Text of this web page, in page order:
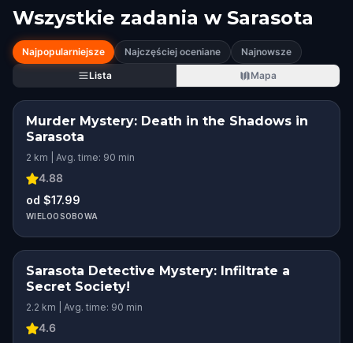
Wszystkie zadania w Sarasota
Najpopularniejsze Najczęściej oceniane
Najnowsze
Lista
Mapa
Murder Mystery: Death in the Shadows in
Sarasota
2 km | Avg. time: 90 min
4.88
od $17.99
WIELOOSOBOWA
Sarasota Detective Mystery: Infiltrate a
Secret Society!
2.2 km | Avg. time: 90 min
4.6